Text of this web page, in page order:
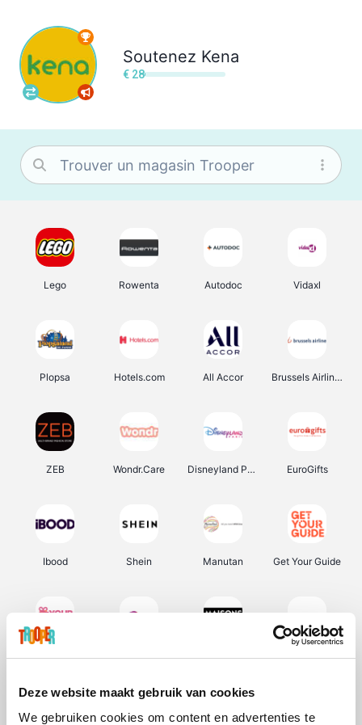
Deze website maakt gebruik van cookies
We gebruiken cookies om content en advertenties te
Soutenez Kena
€ 28
Lego Rowenta Autodoc Vidaxl
Plopsa Hotels.com All Accor Brussels Airlines
ZEB Wondr.Care Disneyland Paris EuroGifts
Ibood Shein Manutan Get Your Guide